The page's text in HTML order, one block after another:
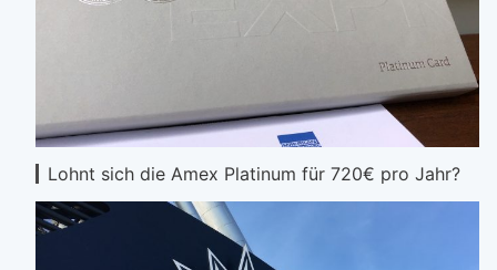
Lohnt sich die Amex Platinum für 720€ pro Jahr?